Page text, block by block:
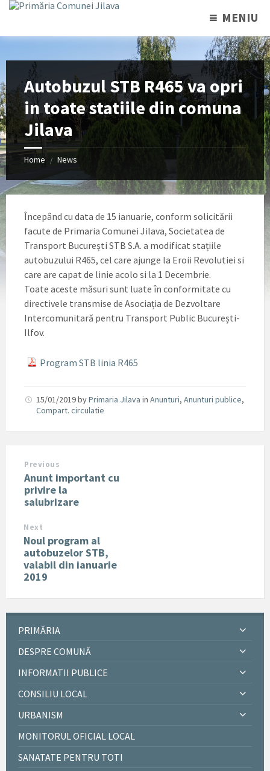
MENIU
Autobuzul STB R465 va opri
in toate statiile din comuna
Jilava
Home / News
Începând cu data de 15 ianuarie, conform solicitării
facute de Primaria Comunei Jilava, Societatea de
Transport București STB S.A. a modificat stațiile
autobuzului R465, cel care ajunge la Eroii Revolutiei si
care are capat de linie acolo si la 1 Decembrie.
Toate aceste măsuri sunt luate în conformitate cu
directivele transmise de Asociația de Dezvoltare
Intercomunitară pentru Transport Public București-
Ilfov.
Program STB linia R465
15/01/2019byPrimaria Jilava in Anunturi, Anunturi publice,
Compart. circulatie
Previous
Anunt important cu
privire la
salubrizare
Next
Noul program al
autobuzelor STB,
valabil din ianuarie
2019
PRIMĂRIA
DESPRE COMUNĂ
INFORMATII PUBLICE
CONSILIU LOCAL
URBANISM
MONITORUL OFICIAL LOCAL
SANATATE PENTRU TOTI